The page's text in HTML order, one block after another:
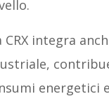
CRX integra
energetici